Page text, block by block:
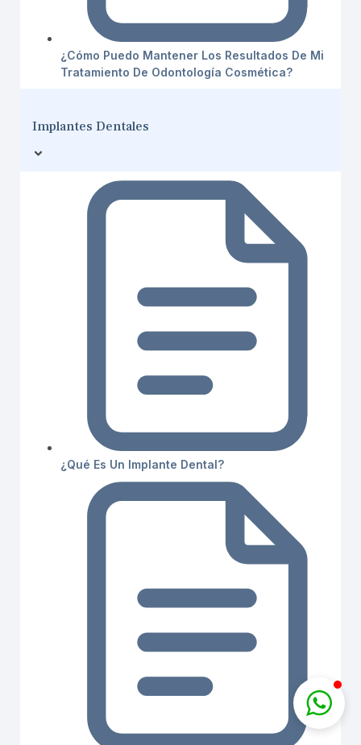
¿Cómo Puedo Mantener Los Resultados De Mi
Tratamiento De Odontología Cosmética?
Implantes Dentales
¿Qué Es Un Implante Dental?